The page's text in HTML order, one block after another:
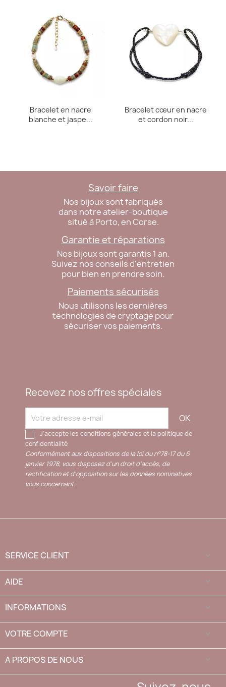
Bracelet en nacre
blanche et jaspe...
Bracelet cœur en nacre
et cordon noir...
Savoir faire
Nos bijoux sont fabriqués
dans notre atelier-boutique
situé à Porto, en Corse.
Garantie et réparations
Nos bijoux sont garantis 1 an.
Suivez nos conseils d'entretien
pour bien en prendre soin.
Paiements sécurisés
Nous utilisons les dernières
technologies de cryptage pour
sécuriser vos paiements.
Recevez nos offres spéciales
J'accepte les conditions générales et la politique de
confidentialité
Conformément aux dispositions de la loi du n°78-17 du 6
janvier 1978, vous disposez d'un droit d'accès, de
rectification et d'opposition sur les données nominatives
vous concernant.
SERVICE CLIENT
AIDE
INFORMATIONS
VOTRE COMPTE
A PROPOS DE NOUS